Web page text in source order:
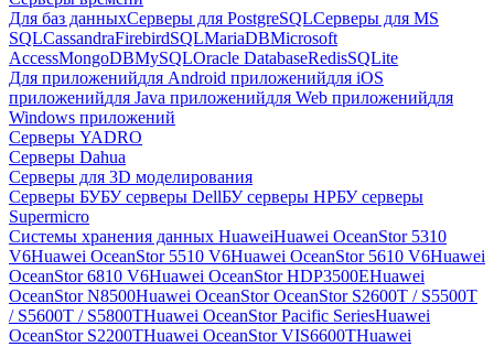
Для баз данныхСерверы для PostgreSQLСерверы для MS
SQLCassandraFirebirdSQLMariaDBMicrosoft
AccessMongoDBMySQLOracle DatabaseRedisSQLite
Для приложенийдля Android приложенийдля iOS
приложенийдля Java приложенийдля Web приложенийдля
Windows приложений
Серверы YADRO
Серверы Dahua
Серверы для 3D моделирования
Серверы БУБУ серверы DellБУ серверы HPБУ серверы
Supermicro
Системы хранения данных HuaweiHuawei OceanStor 5310
V6Huawei OceanStor 5510 V6Huawei OceanStor 5610 V6Huawei
OceanStor 6810 V6Huawei OceanStor HDP3500EHuawei
OceanStor N8500Huawei OceanStor OceanStor S2600T / S5500T
/ S5600T / S5800THuawei OceanStor Pacific SeriesHuawei
OceanStor S2200THuawei OceanStor VIS6600THuawei